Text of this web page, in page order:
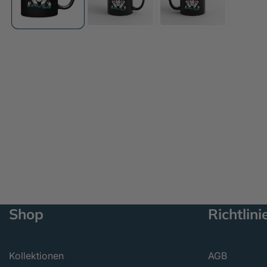
öffnen
Shop
Kollektionen AGB